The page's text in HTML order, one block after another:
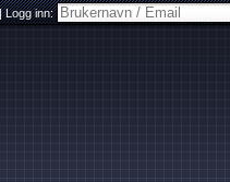
Logg inn: